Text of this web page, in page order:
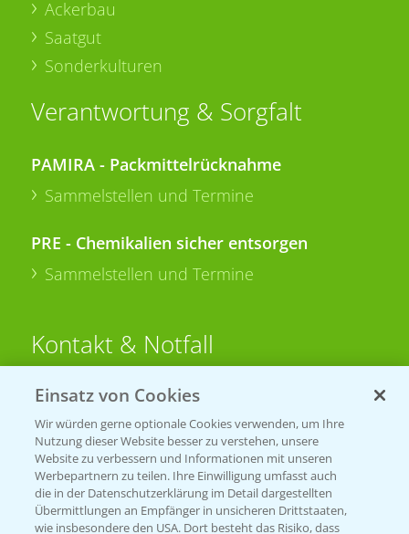
Ackerbau
Saatgut
Sonderkulturen
Verantwortung & Sorgfalt
PAMIRA - Packmittelrücknahme
Sammelstellen und Termine
PRE - Chemikalien sicher entsorgen
Sammelstellen und Termine
Kontakt & Notfall
Beratung auf WhatsApp
T.+49 (0)174 346 564 1
KONTAKT
Hilfe in Notfällen
Einsatz von Cookies
Wir würden gerne optionale Cookies verwenden, um Ihre
Nutzung dieser Website besser zu verstehen, unsere
Website zu verbessern und Informationen mit unseren
Werbepartnern zu teilen. Ihre Einwilligung umfasst auch
die in der Datenschutzerklärung im Detail dargestellten
Übermittlungen an Empfänger in unsicheren Drittstaaten,
wie insbesondere den USA. Dort besteht das Risiko, dass